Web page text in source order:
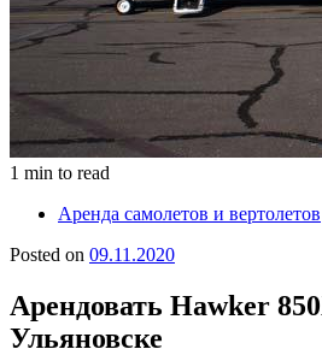
1 min to read
Аренда самолетов и вертолетов
Posted on 09.11.2020
Арендовать Hawker
Ульяновске